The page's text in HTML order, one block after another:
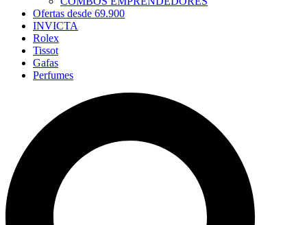
Ofertas desde 69.900
INVICTA
Rolex
Tissot
Gafas
Perfumes